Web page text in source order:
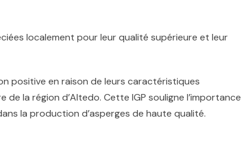
localement pour leur qualité supérieure et leur
positive en raison de leurs caractéristiques
la région d’Altedo. Cette IGP souligne l’importance
la production d’asperges de haute qualité.